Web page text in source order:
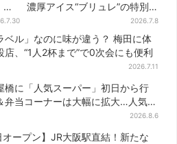
濃厚アイス“ブリュレ”の特別
版、ここだけのメニューは各
日50個まで
2026.7.8
ベル」なのに味が違う？ 梅田に体
店、“1人2杯まで”で0次会にも便利
2026.7.11
橋に「人気スーパー」初日から行
弁当コーナーは大幅に拡大…人気商
2026.8.6
オープン】JR大阪駅直結！新たな